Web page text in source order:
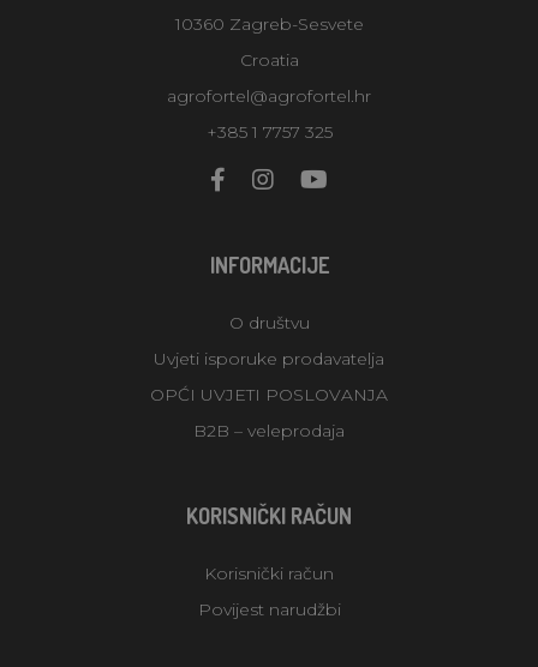
10360 Zagreb-Sesvete
Croatia
agrofortel@agrofortel.hr
+385 1 7757 325
INFORMACIJE
O društvu
Uvjeti isporuke prodavatelja
OPĆI UVJETI POSLOVANJA
B2B – veleprodaja
KORISNIČKI RAČUN
Korisnički račun
Povijest narudžbi